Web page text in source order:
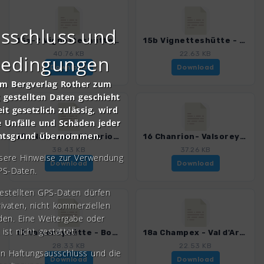
15a-2 Vignetteshütte - Pigne d'Arolla - Les Portons - Chanrionhütte.gpx
40.76 KB
Download
15b Vignetteshütte - Otemmagletscher - Chanrionhütte.gpx
22.63 KB
Download
15c Nacamuli- Chanrionhütte.gpx
38.43 KB
Download
16 Chanrion- Valsoreyhütte.gpx
37.26 KB
Download
17 Valsoreyhütte - Bourg-St-Pierre.gpx
28.33 KB
Download
18a Champex - Val d'Arpette - Col des Ecandies - Trienthütte.gpx
22.53 KB
Download
und
Bergverlag Rother zum
Daten geschieht
gesetzlich zulässig, wird
und Schäden jeder
übernommen.
Hinweise zur Verwendung
Daten.
GPS-Daten dürfen
nicht kommerziellen
Eine Weitergabe oder
ist nicht gestattet.
Haftungsausschluss und die